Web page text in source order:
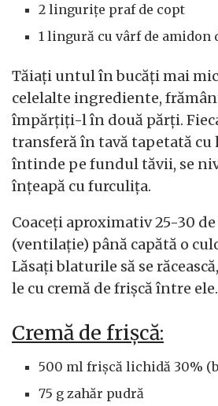
2 lingurițe praf de copt
1 lingură cu vârf de amidon
Tăiați untul în bucăți mai
celelalte ingrediente,
împărțiți-l în două părți.
transferă în tavă tapetată cu
întinde pe fundul tăvii, se
înțeapă cu furculița.
Coaceți aproximativ 25-30 de
(ventilație) până capătă o
Lăsați blaturile să se
le cu cremă de frișcă între ele.
Cremă de frișcă:
500 ml frișcă lichidă 30%
75 g zahăr pudră